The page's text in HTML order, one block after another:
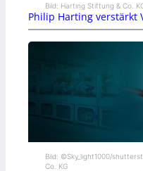
Bild: Harting Stiftung & Co.
Philip Harting verstärkt
Bild: ©Sky_light1000/
Co. KG